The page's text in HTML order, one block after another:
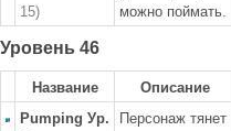
15)
можно поймать.
Уровень 46
Название Описание
Pumping Ур.
Персонаж тянет